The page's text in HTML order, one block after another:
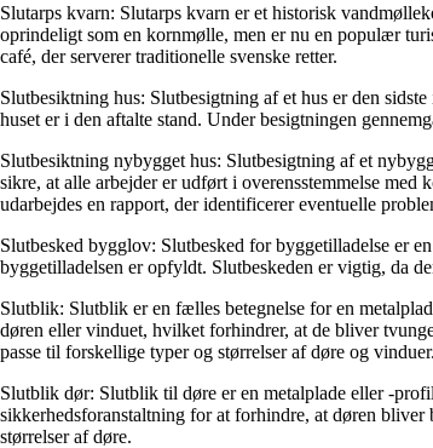
Slutarps kvarn: Slutarps kvarn er et historisk
oprindeligt som en kornmølle, men er nu en populær
café, der serverer traditionelle svenske retter.
Slutbesiktning hus: Slutbesigtning af et hus er den
huset er i den aftalte stand. Under besigtningen
Slutbesiktning nybygget hus: Slutbesigtning af et
sikre, at alle arbejder er udført i overensstemmelse
udarbejdes en rapport, der identificerer eventuelle
Slutbesked bygglov: Slutbesked for byggetilladelse er
byggetilladelsen er opfyldt. Slutbeskeden er vigtig, da
Slutblik: Slutblik er en fælles betegnelse for en
døren eller vinduet, hvilket forhindrer, at de bliver
passe til forskellige typer og størrelser af døre og vinduer.
Slutblik dør: Slutblik til døre er en metalplade eller -
sikkerhedsforanstaltning for at forhindre, at døren
størrelser af døre.